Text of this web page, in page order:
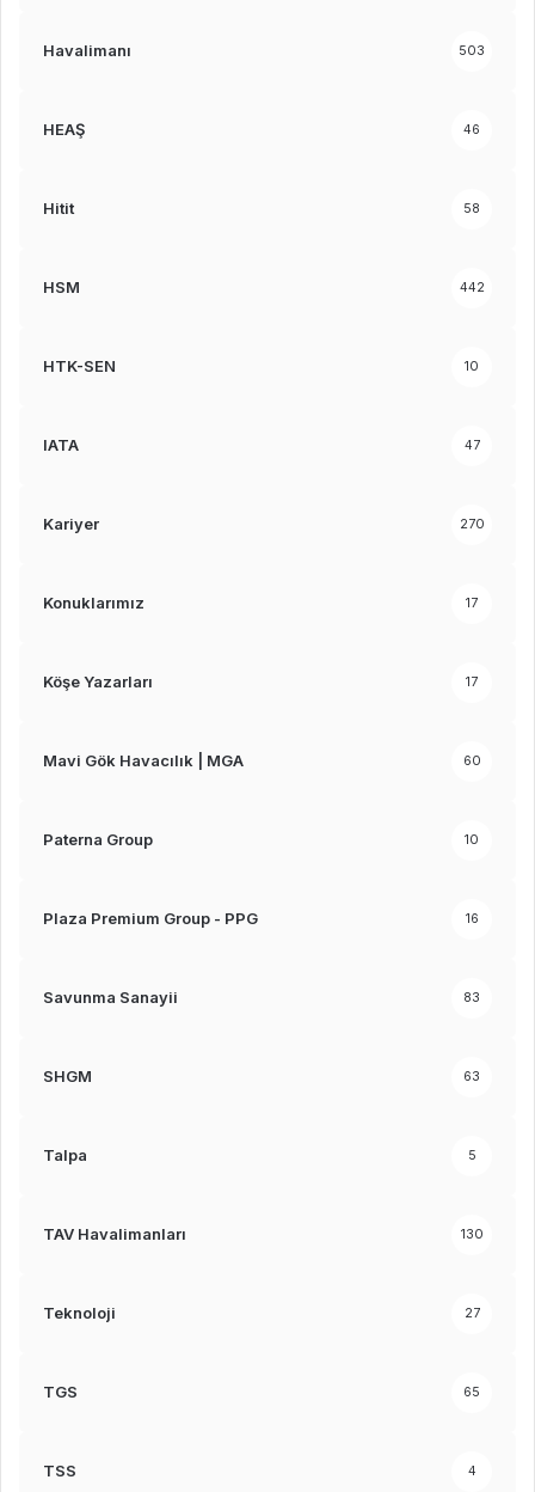
Havalimanı 503
HEAŞ 46
Hitit 58
HSM 442
HTK-SEN 10
IATA 47
Kariyer 270
Konuklarımız 17
Köşe Yazarları 17
Mavi Gök Havacılık | MGA 60
Paterna Group 10
Plaza Premium Group - PPG 16
Savunma Sanayii 83
SHGM 63
Talpa 5
TAV Havalimanları 130
Teknoloji 27
TGS 65
TSS 4